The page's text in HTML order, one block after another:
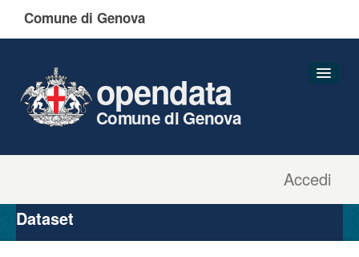
Comune di Genova
Accedi
opendata
Comune di Genova
Organizzazioni
Gruppi
Dataset